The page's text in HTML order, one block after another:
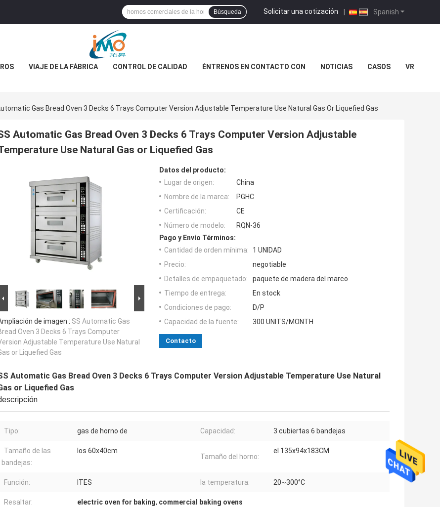
Spanish
Solicitar una cotización |
Búsqueda
VIAJE DE LA FÁBRICA CONTROL DE CALIDAD ÉNTRENOS EN CONTACTO CON NOTICIAS CASOS VR
Gas Bread Oven 3 Decks 6 Trays Computer Version Adjustable Temperature Use Natural Gas Or Liquefied Gas
Automatic Gas Bread Oven 3 Decks 6 Trays Computer Version Adjustable
Use Natural Gas or Liquefied Gas
de imagen : SS Automatic Gas
Oven 3 Decks 6 Trays Computer
Adjustable Temperature Use Natural
or Liquefied Gas
Datos del producto:
Lugar de origen:
China
Nombre de la marca:
PGHC
Certificación:
CE
Número de modelo:
RQN-36
Pago y Envío Términos:
Cantidad de orden mínima:
1 UNIDAD
Precio:
negotiable
Detalles de empaquetado:
paquete de madera del marco
Tiempo de entrega:
En stock
Condiciones de pago:
D/P
Capacidad de la fuente:
300 UNITS/MONTH
Contacto
Automatic Gas Bread Oven 3 Decks 6 Trays Computer Version Adjustable Temperature Use Natural
or Liquefied Gas
Tipo: gas de horno de Capacidad: 3 cubiertas 6 bandejas
Tamaño de las
bandejas:
los 60x40cm
Tamaño del horno:
el 135x94x183CM
Función: ITES la temperatura: 20~300°C
Resaltar: electric oven for baking, commercial baking ovens